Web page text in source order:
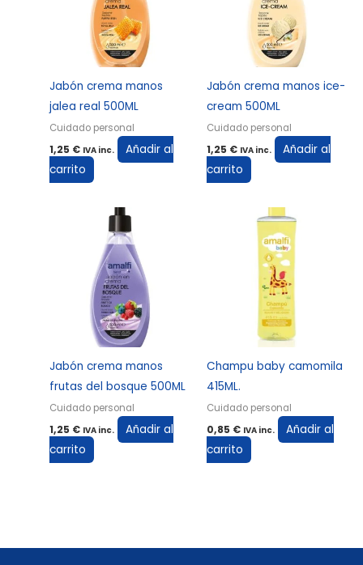
Jabón crema manos
jalea real 500ML
Cuidado personal
1,25 € IVA inc.
Añadir al
carrito
Jabón crema manos ice-
cream 500ML
Cuidado personal
1,25 € IVA inc.
Añadir al
carrito
Jabón crema manos
frutas del bosque 500ML
Cuidado personal
1,25 € IVA inc.
Añadir al
carrito
Champu baby camomila
415ML.
Cuidado personal
0,85 € IVA inc.
Añadir al
carrito